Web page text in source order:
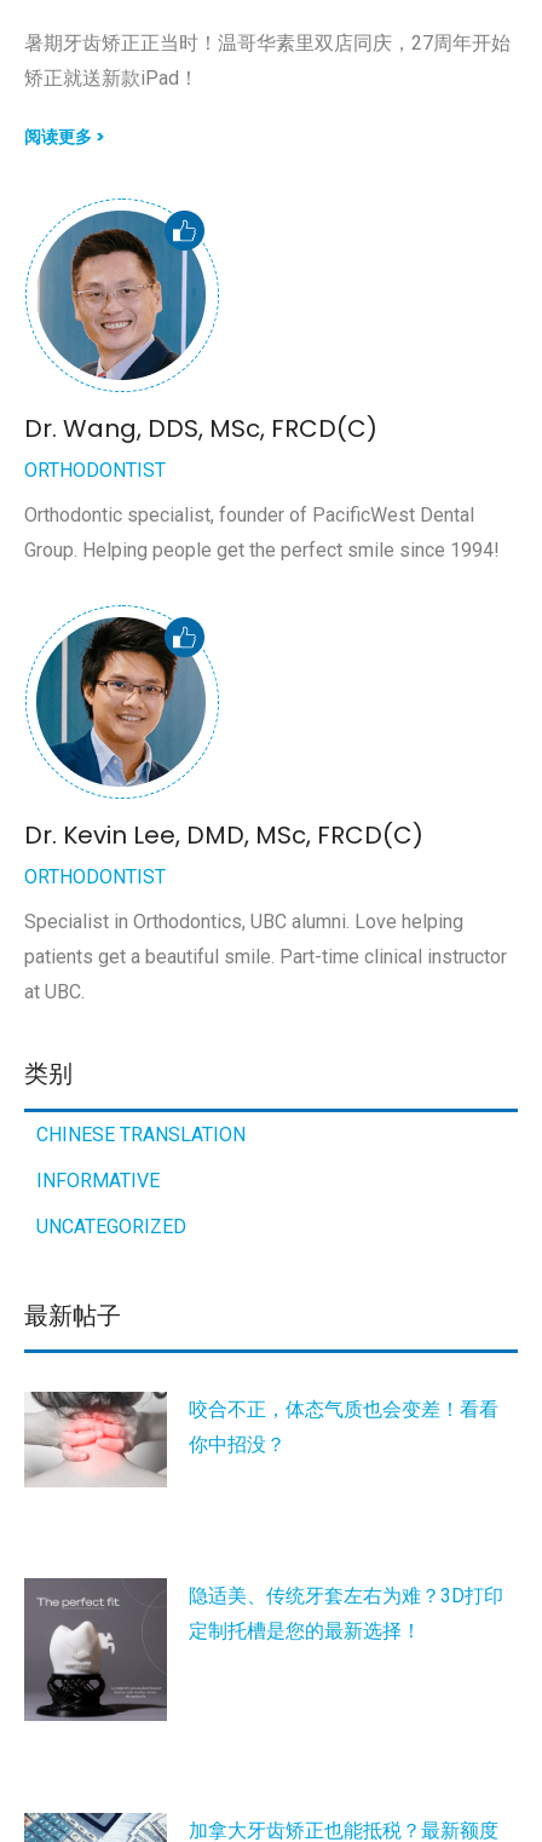
暑期牙齿矫正正当时！温哥华素里双店同庆，27周年开始
矫正就送新款iPad！
阅读更多 >
Dr. Wang, DDS, MSc, FRCD(C)
ORTHODONTIST
Orthodontic specialist, founder of PacificWest Dental
Group. Helping people get the perfect smile since 1994!
Dr. Kevin Lee, DMD, MSc, FRCD(C)
ORTHODONTIST
Specialist in Orthodontics, UBC alumni. Love helping
patients get a beautiful smile. Part-time clinical instructor
at UBC.
类别
CHINESE TRANSLATION
INFORMATIVE
UNCATEGORIZED
最新帖子
咬合不正，体态气质也会变差！看看
你中招没？
隐适美、传统牙套左右为难？3D打印
定制托槽是您的最新选择！
加拿大牙齿矫正也能抵税？最新额度